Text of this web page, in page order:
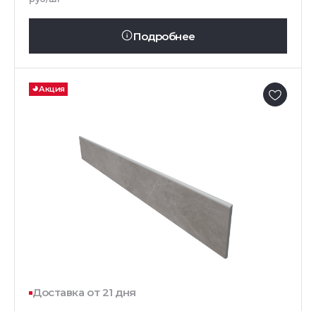
Подробнее
Акция
Доставка от 21 дня